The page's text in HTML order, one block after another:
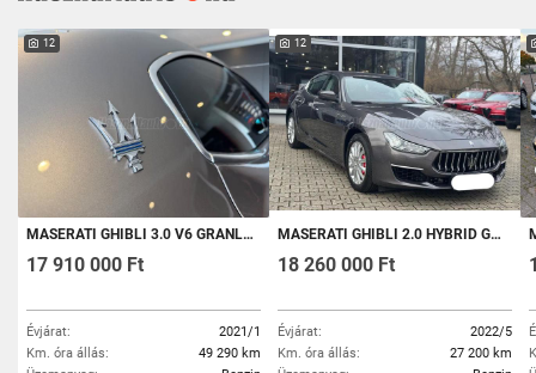
12
MASERATI GHIBLI 3.0 V6 GRANLUSSO (AUTOMATA) SPORT/LED/PDC/KEYLESS/TV/B&W HIFI/ÁFA-S
17 910 000 Ft
Évjárat:
2021/1
Km. óra állás:
49 290 km
12
MASERATI GHIBLI 2.0 HYBRID GT (AUTOMATA) BI-XENON/PDC/KAMERA/KEYLESS/ÁFA-S
18 260 000 Ft
Évjárat:
2022/5
Km. óra állás:
27 200 km